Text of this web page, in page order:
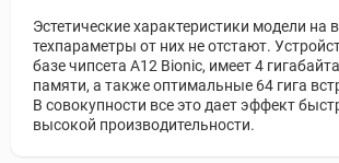
Эстетические характеристики модели на
техпараметры от них не отстают.
базе чипсета A12 Bionic, имеет 4
памяти, а также оптимальные 64 гига
В совокупности все это дает эффект
высокой производительности.